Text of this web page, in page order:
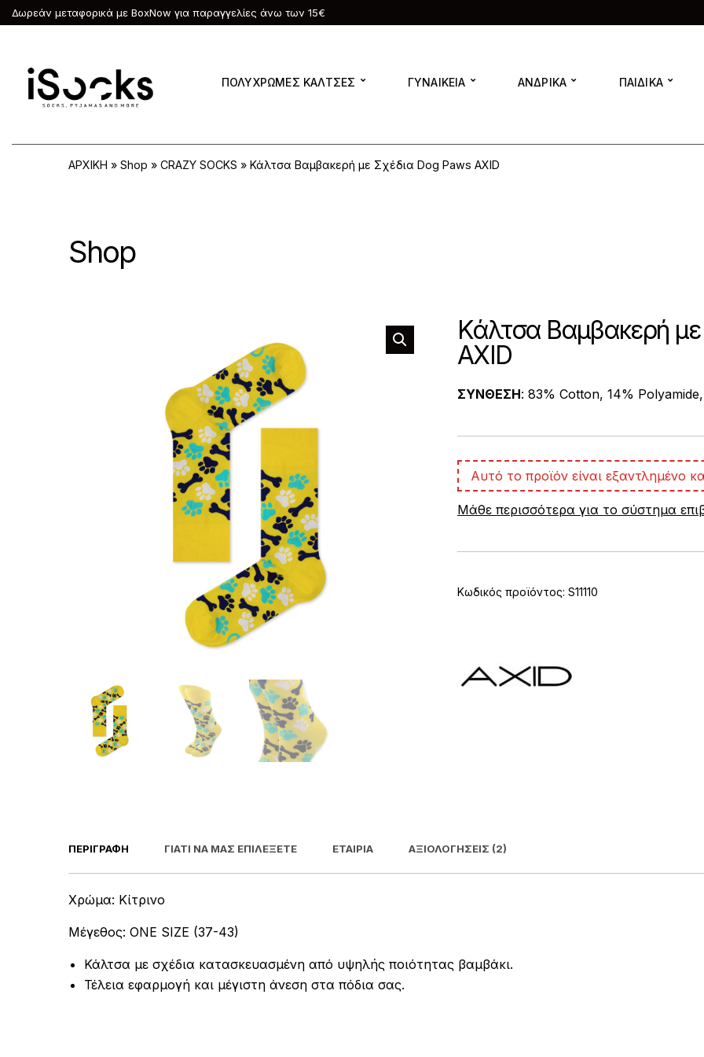
Δωρεάν μεταφορικά με BoxNow για παραγγελίες άνω των 15€
ΠΟΛΥΧΡΩΜΕΣ ΚΑΛΤΣΕΣ ΓΥΝΑΙΚΕΙΑ ΑΝΔΡΙΚΑ ΠΑΙΔΙΚΑ
ΑΡΧΙΚΗ » Shop » CRAZY SOCKS » Κάλτσα Βαμβακερή με Σχέδια Dog Paws AXID
Shop
Κάλτσα Βαμβακερή
AXID
ΣΥΝΘΕΣΗ: 83% Cotton, 14%
Αυτό το προϊόν είναι εξαντλημένο
Μάθε περισσότερα για το σύστημα
Κωδικός προϊόντος: S11110
ΠΕΡΙΓΡΑΦΉ ΓΙΑΤΊ ΝΑ ΜΑΣ ΕΠΙΛΈΞΕΤΕ ΕΤΑΙΡΊΑ ΑΞΙΟΛΟΓΉΣΕΙΣ (2)
Χρώμα: Κίτρινο
Μέγεθος: ONE SIZE (37-43)
Κάλτσα με σχέδια κατασκευασμένη από υψηλής ποιότητας βαμβάκι.
Τέλεια εφαρμογή και μέγιστη άνεση στα πόδια σας.